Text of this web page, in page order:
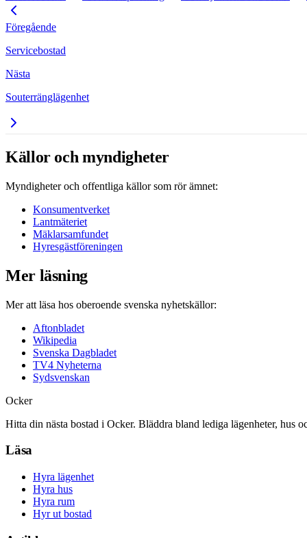
Föregående
Servicebostad
Nästa
Souterränglägenhet
Källor och myndigheter
Myndigheter och offentliga källor som rör ämnet:
Konsumentverket
Lantmäteriet
Mäklarsamfundet
Hyresgästföreningen
Mer läsning
Mer att läsa hos oberoende svenska nyhetskällor:
Aftonbladet
Wikipedia
Svenska Dagbladet
TV4 Nyheterna
Sydsvenskan
Ocker
Hitta din nästa bostad i Ocker. Bläddra bland lediga lägenheter, hus
Läsa
Hyra lägenhet
Hyra hus
Hyra rum
Hyr ut bostad